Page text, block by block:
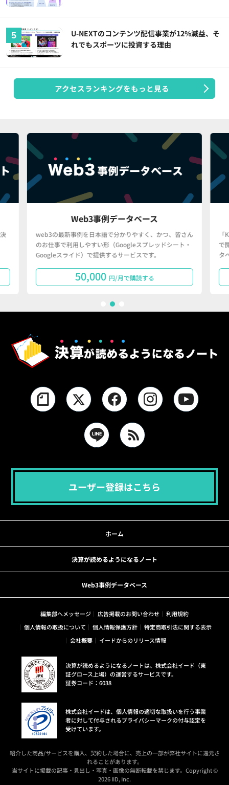
U-NEXTのコンテンツ配信事業が12%減益、そ
れでもスポーツに投資する理由
アクセスランキングをもっと見る
Web3事例データベース
web3の最新事例を日本語で分かりやすく、かつ、皆さん
のお仕事で利用しやすい形（Googleスプレッドシート・
Googleスライド）で提供するサービスです。
50,000 円/月で購読する
で
タ
ユーザー登録はこちら
ホーム
決算が読めるようになるノート
Web3事例データベース
編集部へメッセージ 広告掲載のお問い合わせ
利用規約
個人情報の取扱について
個人情報保護方針
特定商取引法に関する表示
会社概要
イードからのリリース情報
決算が読めるようになるノートは、株式会社イード（東
証グロース上場）の運営するサービスです。
証券コード：6038
株式会社イードは、個人情報の適切な取扱いを行う事業
者に対して付与されるプライバシーマークの付与認定を
受けています。
紹介した商品/サービスを購入、契約した場合に、売上の一部が弊社サイトに還元さ
れることがあります。
当サイトに掲載の記事・見出し・写真・画像の無断転載を禁じます。Copyright ©
2026 IID, Inc.